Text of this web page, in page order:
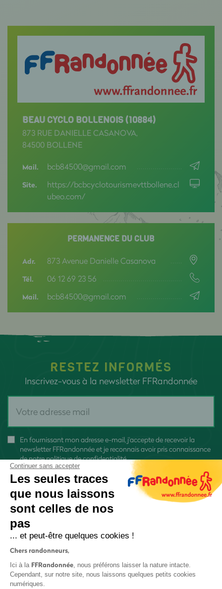
BEAU CYCLO BOLLENOIS (10884)
873 RUE DANIELLE CASANOVA,
84500 BOLLENE
Mail. bcb84500@gmail.com
Site.
https://bcbcyclotourismevttbollene.cl
ubeo.com/
PERMANENCE DU CLUB
Adr. 873 Avenue Danielle Casanova
Tél. 06 12 69 23 56
Mail. bcb84500@gmail.com
RESTEZ INFORMÉS
Inscrivez-vous à la newsletter FFRandonnée
En fournissant mon adresse e-mail, j'accepte de recevoir la
newsletter FFRandonnée et je reconnais avoir pris connaissance
denotre politique de confidentialité
Continuer sans accepter
Les seules traces
que nous laissons
sont celles de nos
pas
... et peut-être quelques cookies !
Chers randonneurs,
Ici à la FFRandonnée, nous préférons laisser la nature intacte.
Cependant, sur notre site, nous laissons quelques petits cookies
numériques.